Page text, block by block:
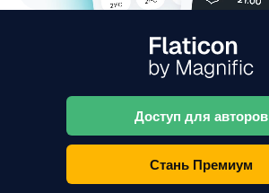
Доступ для авторов
Стань Премиум